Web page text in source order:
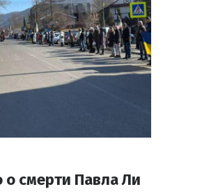
о смерти Павла Ли